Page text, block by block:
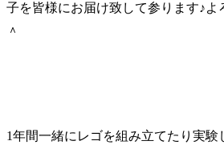
子を皆様にお届け致して参ります♪よ
＾
1年間一緒にレゴを組み立てたり実験